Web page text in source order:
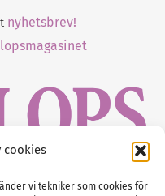
cookies
vi tekniker som cookies för
nyhetsbrev!
50 Uddevalla